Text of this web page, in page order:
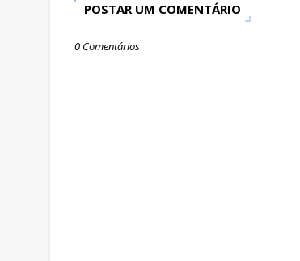
POSTAR UM COMENTÁRIO
0 Comentários